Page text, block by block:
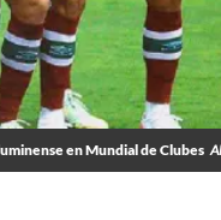
en Mundial de Clubes